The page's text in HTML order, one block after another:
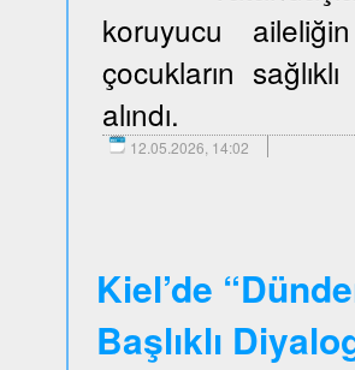
koruyucu
çocukların
alındı.
12.05.2026, 14:02
Kiel’de
Başlıklı